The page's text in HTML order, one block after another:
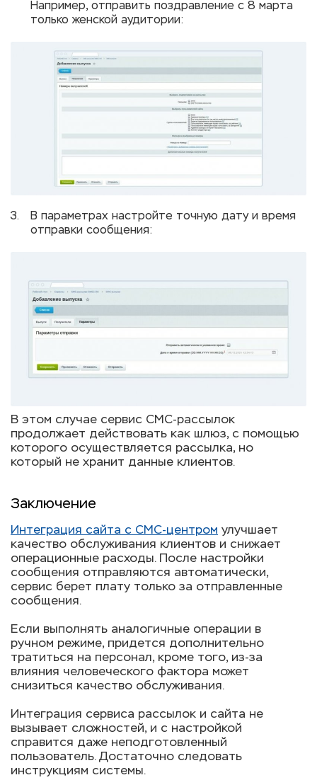
Например, отправить поздравление с 8 марта
только женской аудитории:
В параметрах настройте точную дату и время
отправки сообщения:
В этом случае сервис СМС-рассылок
продолжает действовать как шлюз, с помощью
которого осуществляется рассылка, но
который не хранит данные клиентов.
Заключение
Интеграция сайта с СМС-центром улучшает
качество обслуживания клиентов и снижает
операционные расходы. После настройки
сообщения отправляются автоматически,
сервис берет плату только за отправленные
сообщения.
Если выполнять аналогичные операции в
ручном режиме, придется дополнительно
тратиться на персонал, кроме того, из-за
влияния человеческого фактора может
снизиться качество обслуживания.
Интеграция сервиса рассылок и сайта не
вызывает сложностей, и с настройкой
справится даже неподготовленный
пользователь. Достаточно следовать
инструкциям системы.